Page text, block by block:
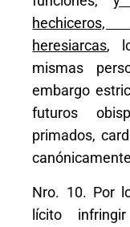
heresiarcas,
mismas
embargo
futuros
primados,
Nro. 10. Por
lícito